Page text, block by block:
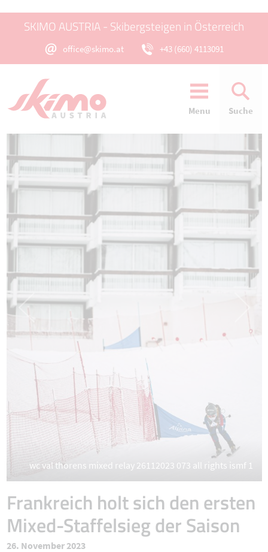
SKIMO AUSTRIA - Skibergsteigen in Österreich
office@skimo.at +43 (660) 4113091
Menu Suche
wc val thorens mixed relay 26112023 073 all rights ismf 1
Frankreich holt sich den ersten
Mixed-Staffelsieg der Saison
26. November 2023